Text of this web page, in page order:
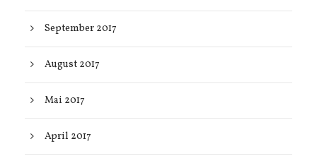
September 2017
August 2017
Mai 2017
April 2017